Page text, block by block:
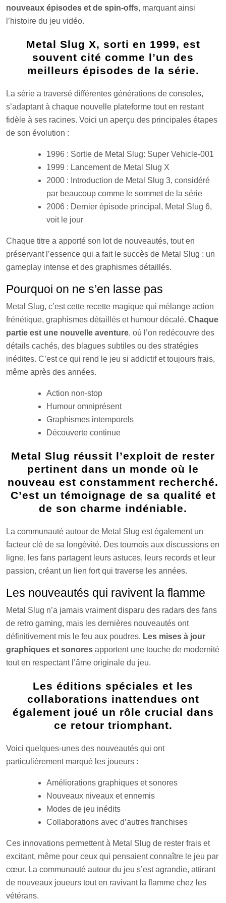
nouveaux épisodes et de spin-offs, marquant ainsi
l’histoire du jeu vidéo.
Metal Slug X, sorti en 1999, est
souvent cité comme l’un des
meilleurs épisodes de la série.
La série a traversé différentes générations de consoles,
s’adaptant à chaque nouvelle plateforme tout en restant
fidèle à ses racines. Voici un aperçu des principales étapes
de son évolution :
1996 : Sortie de Metal Slug: Super Vehicle-001
1999 : Lancement de Metal Slug X
2000 : Introduction de Metal Slug 3, considéré
par beaucoup comme le sommet de la série
2006 : Dernier épisode principal, Metal Slug 6,
voit le jour
Chaque titre a apporté son lot de nouveautés, tout en
préservant l’essence qui a fait le succès de Metal Slug : un
gameplay intense et des graphismes détaillés.
Pourquoi on ne s’en lasse pas
Metal Slug, c’est cette recette magique qui mélange action
frénétique, graphismes détaillés et humour décalé. Chaque
partie est une nouvelle aventure, où l’on redécouvre des
détails cachés, des blagues subtiles ou des stratégies
inédites. C’est ce qui rend le jeu si addictif et toujours frais,
même après des années.
Action non-stop
Humour omniprésent
Graphismes intemporels
Découverte continue
Metal Slug réussit l’exploit de rester
pertinent dans un monde où le
nouveau est constamment recherché.
C’est un témoignage de sa qualité et
de son charme indéniable.
La communauté autour de Metal Slug est également un
facteur clé de sa longévité. Des tournois aux discussions en
ligne, les fans partagent leurs astuces, leurs records et leur
passion, créant un lien fort qui traverse les années.
Les nouveautés qui ravivent la flamme
Metal Slug n’a jamais vraiment disparu des radars des fans
de retro gaming, mais les dernières nouveautés ont
définitivement mis le feu aux poudres. Les mises à jour
graphiques et sonores apportent une touche de modernité
tout en respectant l’âme originale du jeu.
Les éditions spéciales et les
collaborations inattendues ont
également joué un rôle crucial dans
ce retour triomphant.
Voici quelques-unes des nouveautés qui ont
particulièrement marqué les joueurs :
Améliorations graphiques et sonores
Nouveaux niveaux et ennemis
Modes de jeu inédits
Collaborations avec d’autres franchises
Ces innovations permettent à Metal Slug de rester frais et
excitant, même pour ceux qui pensaient connaître le jeu par
cœur. La communauté autour du jeu s’est agrandie, attirant
de nouveaux joueurs tout en ravivant la flamme chez les
vétérans.